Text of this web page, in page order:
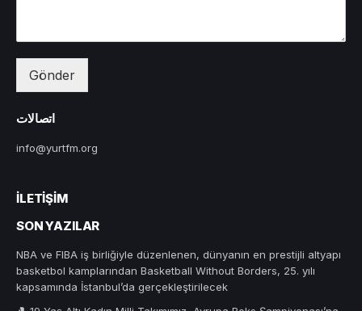
Gönder
اتصالات
info@yurtfm.org
İLETIŞIM
SON YAZILAR
NBA ve FIBA iş birliğiyle düzenlenen, dünyanın en prestijli altyapı
basketbol kamplarından Basketball Without Borders, 25. yılı
kapsamında İstanbul’da gerçekleştirilecek